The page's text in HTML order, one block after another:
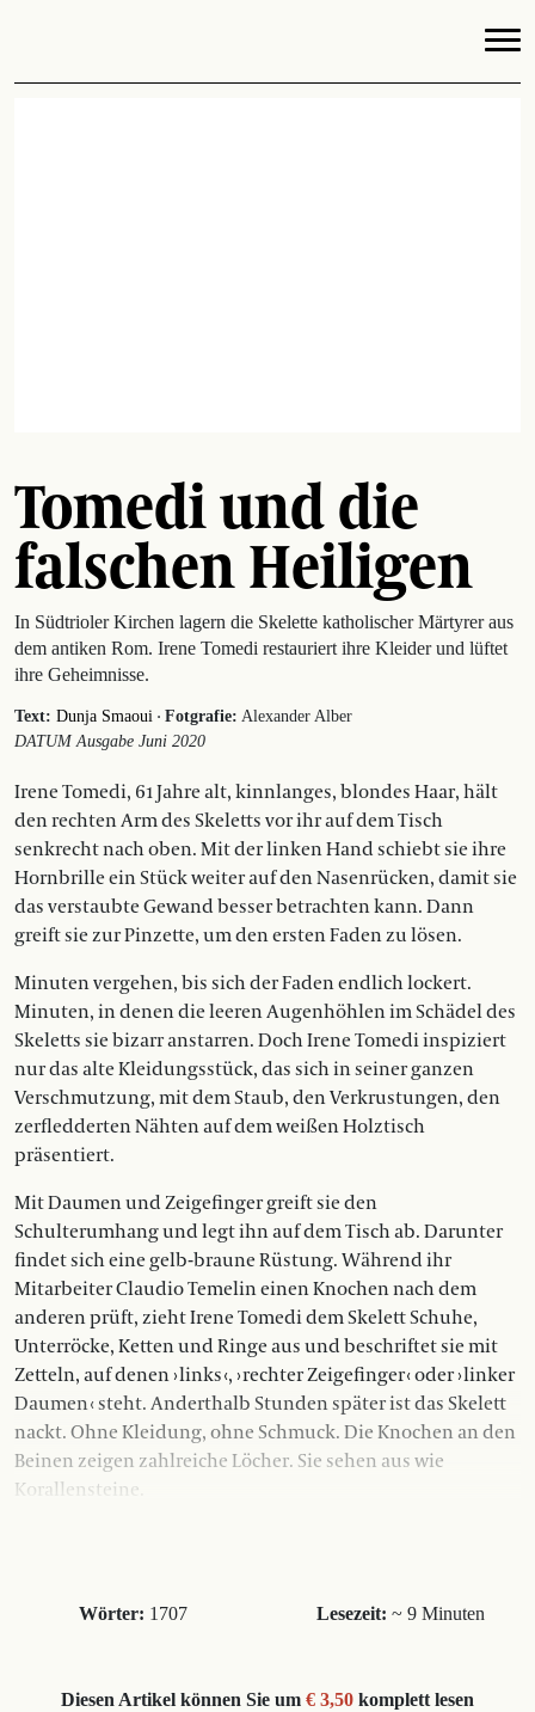
Tomedi und die
falschen Heiligen
In Südtrioler Kirchen lagern die Skelette katholischer Märtyrer aus
dem antiken Rom. Irene Tomedi restauriert ihre Kleider und lüftet
ihre Geheimnisse.
Text: Dunja Smaoui · Fotgrafie: Alexander Alber
DATUM Ausgabe Juni 2020
Irene Tomedi, 61 Jahre alt, kinnlanges, blondes Haar, hält
den rechten Arm des Skeletts vor ihr auf dem Tisch
senkrecht nach oben. Mit der linken Hand schiebt sie ihre
Hornbrille ein Stück weiter auf den Nasenrücken, damit sie
das verstaubte Gewand besser betrachten kann. Dann
greift sie zur Pinzette, um den ersten Faden zu lösen.
Minuten vergehen, bis sich der Faden endlich lockert.
Minuten, in denen die leeren Augenhöhlen im Schädel des
Skeletts sie bizarr anstarren. Doch Irene Tomedi inspiziert
nur das alte Kleidungsstück, das sich in seiner ganzen
Verschmutzung, mit dem Staub, den Verkrustungen, den
zerfledderten Nähten auf dem weißen Holztisch
präsentiert.
Mit Daumen und Zeigefinger greift sie den
Schulterumhang und legt ihn auf dem Tisch ab. Darunter
findet sich eine gelb-braune Rüstung. Während ihr
Mitarbeiter Claudio Temelin einen Knochen nach dem
anderen prüft, zieht Irene Tomedi dem Skelett Schuhe,
Unterröcke, Ketten und Ringe aus und be­schriftet sie mit
Zetteln, auf denen › links ‹, › rechter Zeigefinger ‹ oder › linker
Daumen ‹ steht. Anderthalb Stunden später ist das Skelett
nackt. Ohne Kleidung, ohne Schmuck. Die Knochen an den
Beinen zeigen zahlreiche Löcher. Sie sehen aus wie
Korallensteine.
Wörter: 1707 Lesezeit: ~ 9 Minuten
Diesen Artikel können Sie um € 3,50komplett lesen